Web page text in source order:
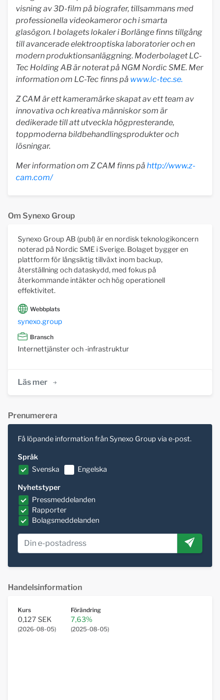
visning av 3D-film på biografer, tillsammans med
professionella videokameror och i smarta
glasögon. I bolagets lokaler i Borlänge finns tillgång
till avancerade elektrooptiska laboratorier och en
modern produktionsanläggning. Moderbolaget LC-
Tec Holding AB är noterat på NGM Nordic SME. Mer
information om LC-Tec finns på www.lc-tec.se.
Z CAM är ett kameramärke skapat av ett team av
innovativa och kreativa människor som är
dedikerade till att utveckla högpresterande,
toppmoderna bildbehandlingsprodukter och
lösningar.
Mer information om Z CAM finns på http://www.z-
cam.com/
Om Synexo Group
Synexo Group AB (publ) är en nordisk teknologikoncern
noterad på Nordic SME i Sverige. Bolaget bygger en
plattform för långsiktig tillväxt inom backup,
återställning och dataskydd, med fokus på
återkommande intäkter och hög operationell
effektivitet.
Webbplats
synexo.group
Bransch
Internettjänster och -infrastruktur
Läs mer
Prenumerera
Få löpande information från Synexo Group via e-post.
Språk
Svenska
Engelska
Nyhetstyper
Pressmeddelanden
Rapporter
Bolagsmeddelanden
Handelsinformation
Kurs
0,127 SEK
(2026-08-05)
Förändring
7,63%
(2025-08-05)